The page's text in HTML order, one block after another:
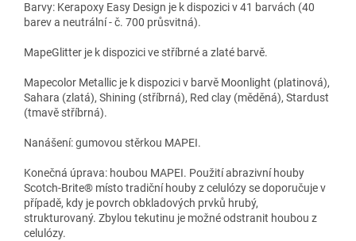
Barvy: Kerapoxy Easy Design je k dispozici v 41 barvách (40
barev a neutrální - č. 700 průsvitná).
MapeGlitter je k dispozici ve stříbrné a zlaté barvě.
Mapecolor Metallic je k dispozici v barvě Moonlight (platinová),
Sahara (zlatá), Shining (stříbrná), Red clay (měděná), Stardust
(tmavě stříbrná).
Nanášení: gumovou stěrkou MAPEI.
Konečná úprava: houbou MAPEI. Použití abrazivní houby
Scotch-Brite® místo tradiční houby z celulózy se doporučuje v
případě, kdy je povrch obkladových prvků hrubý,
strukturovaný. Zbylou tekutinu je možné odstranit houbou z
celulózy.